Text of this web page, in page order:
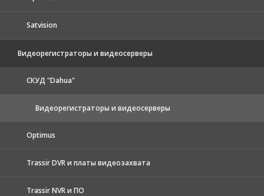
Satvision
Видеорегистраторы и видеосерверы
CКУД "Dahua"
Видеорегистраторы и видеосерверы
Optimus
Trassir DVR и платы видеозахвата
Trassir NVR и ПО